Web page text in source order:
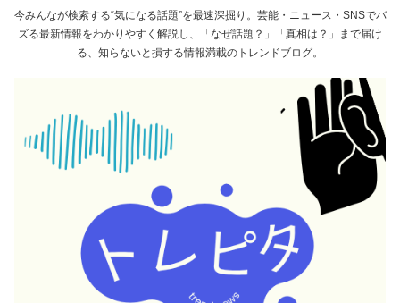
今みんなが検索する“気になる話題”を最速深掘り。芸能・ニュース・SNSでバ
ズる最新情報をわかりやすく解説し、「なぜ話題？」「真相は？」まで届け
る、知らないと損する情報満載のトレンドブログ。